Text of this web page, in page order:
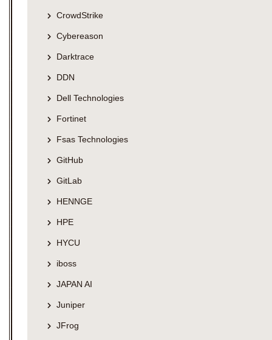
CrowdStrike
Cybereason
Darktrace
DDN
Dell Technologies
Fortinet
Fsas Technologies
GitHub
GitLab
HENNGE
HPE
HYCU
iboss
JAPAN AI
Juniper
JFrog